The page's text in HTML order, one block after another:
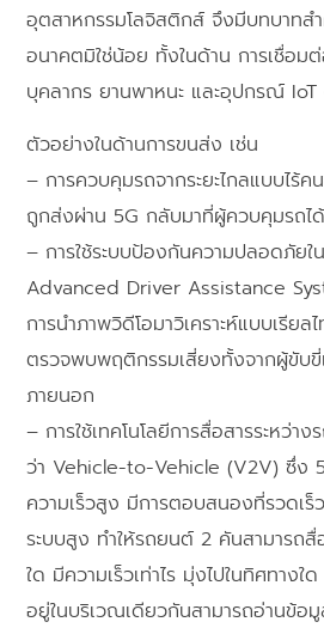
อุตสาหกรรมโลจิสติกส์ จึงมีบทบาทส
อนาคตมิใช่น้อย ทั้งในด้าน การเชื่อ
บุคลากร ยานพาหนะ และอุปกรณ์
ตัวอย่างในด้านการขนส่ง เช่น
– การควบคุมรถจากระยะไกลแบบไร้
ถูกส่งผ่าน 5G กลับมาที่ผู้ควบคุมรถไ
– การใช้ระบบป้องกันความปลอดภัย
Advanced Driver Assistance
การนำภาพวิดีโอมาวิเคราะห์แบบเรีย
ตรวจพบพฤติกรรมเสี่ยงทั้งจากผู้ขับ
ภายนอก
– การใช้เทคโนโลยีการสื่อสารระหว่
ว่า Vehicle-to-Vehicle (V2V) ซึ่ง
ความเร็วสูง มีการตอบสนองที่รวดเร็
ระบบสูง ทำให้รถยนต์ 2 คันสามารถ
ใด มีความเร็วเท่าไร มุ่งไปในทิศทาง
อยู่ในบริเวณเดียวกันสามารถอ่านข้อมู